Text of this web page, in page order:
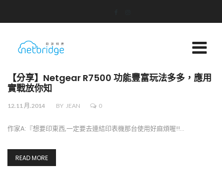
【分享】Netgear R7500 功能豐富玩法多多，應用
實戰放你知
12.11 月.2014 BY JEAN 0
作家A:『想要印東西,一定要去連結印表機那台使用好麻煩喔!!…
READ MORE